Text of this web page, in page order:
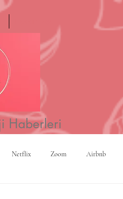
Haberleri
Netflix Zoom Airbnb